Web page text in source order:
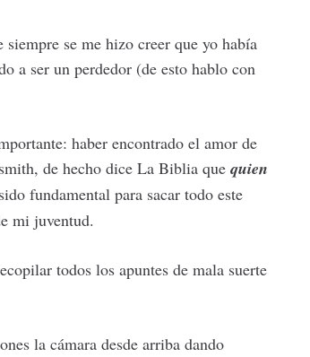
se me hizo creer que yo había
a ser un perdedor (de esto hablo con
haber encontrado el amor de
de hecho dice La Biblia que quien
fundamental para sacar todo este
mi juventud.
todos los apuntes de mala suerte
la cámara desde arriba dando